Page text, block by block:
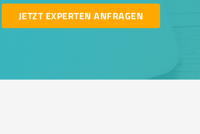
JETZT EXPERTEN ANFRAGEN